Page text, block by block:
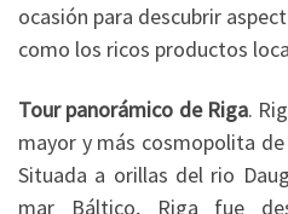
ocasión para descubrir
como los ricos productos
Tour panorámico de Riga.
mayor y más cosmopolita
Situada a orillas del rio
mar Báltico, Riga fue